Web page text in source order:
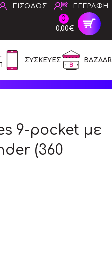
ΕΙΣΟΔΟΣ ΕΓΓΡΑΦΗ
0
0,00€
ΣΥΣΚΕΥΕΣ BAZAAR
9-pocket με
(360